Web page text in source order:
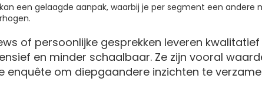
een gelaagde aanpak, waarbij je per segment een
of persoonlijke gesprekken leveren
en minder schaalbaar. Ze zijn vooral
enquête om diepgaandere inzichten te